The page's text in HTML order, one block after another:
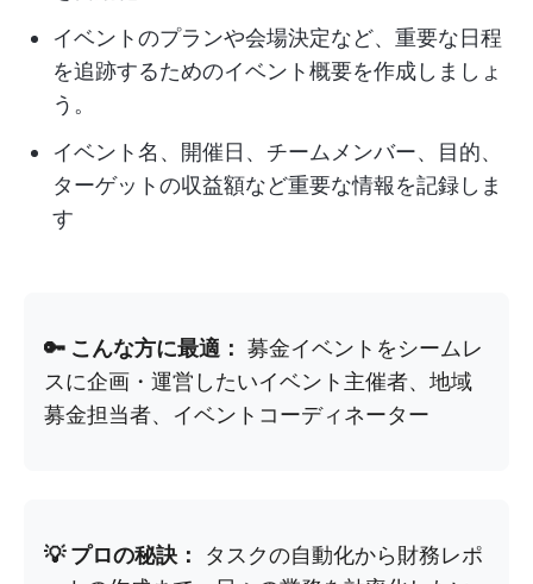
イベントのプランや会場決定など、重要な日程
を追跡するためのイベント概要を作成しましょ
う。
イベント名、開催日、チームメンバー、目的、
ターゲットの収益額など重要な情報を記録しま
す
🔑 こんな方に最適： 募金イベントをシームレ
スに企画・運営したいイベント主催者、地域
募金担当者、イベントコーディネーター
💡 プロの秘訣：
タスクの自動化から財務レポ